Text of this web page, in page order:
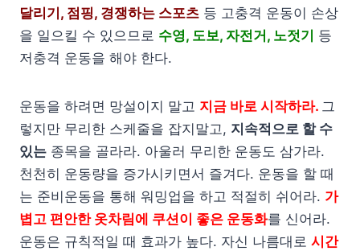
달리기, 점핑, 경쟁하는 스포츠 등 고충격 운동이 손상
을 일으킬 수 있으므로 수영, 도보, 자전거, 노젓기
등
저충격 운동을 해야 한다.
운동을 하려면 망설이지 말고 지금 바로 시작하라. 그
렇지만 무리한 스케줄을 잡지말고, 지속적으로 할 수
있는 종목을 골라라. 아울러 무리한 운동도 삼가라.
천천히 운동량을 증가시키면서 즐겨다. 운동을 할 때
는 준비운동을 통해 워밍업을 하고 적절히 쉬어라. 가
볍고 편안한 옷차림에 쿠션이 좋은 운동화를 신어라.
운동은 규칙적일 때 효과가 높다. 자신 나름대로 시간